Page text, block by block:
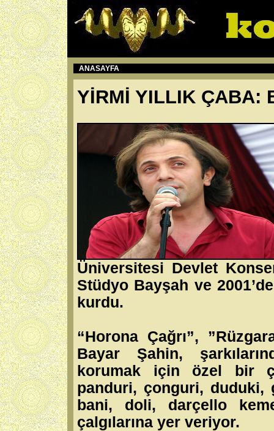
ANASAYFA
YİRMİ YILLIK ÇABA:
Üniversitesi Devlet
Stüdyo Bayşah ve
kurdu.
“Horona Çağrı”,
Bayar Şahin,
korumak için özel bir
panduri, çonguri, duduki,
bani, doli, darçello
çalgılarına yer veriyor.